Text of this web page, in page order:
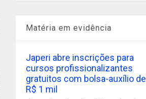
Matéria em evidência
Japeri abre inscrições para
cursos profissionalizantes
gratuitos com bolsa-auxílio de
R$ 1 mil